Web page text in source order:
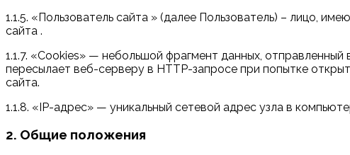
1.1.5. «Пользователь сайта » (далее Пользователь) – лицо,
сайта .
1.1.7. «Cookies» — небольшой фрагмент данных,
пересылает веб-серверу в HTTP-запросе при попытке
сайта.
1.1.8. «IP-адрес» — уникальный сетевой адрес узла в
2. Общие положения